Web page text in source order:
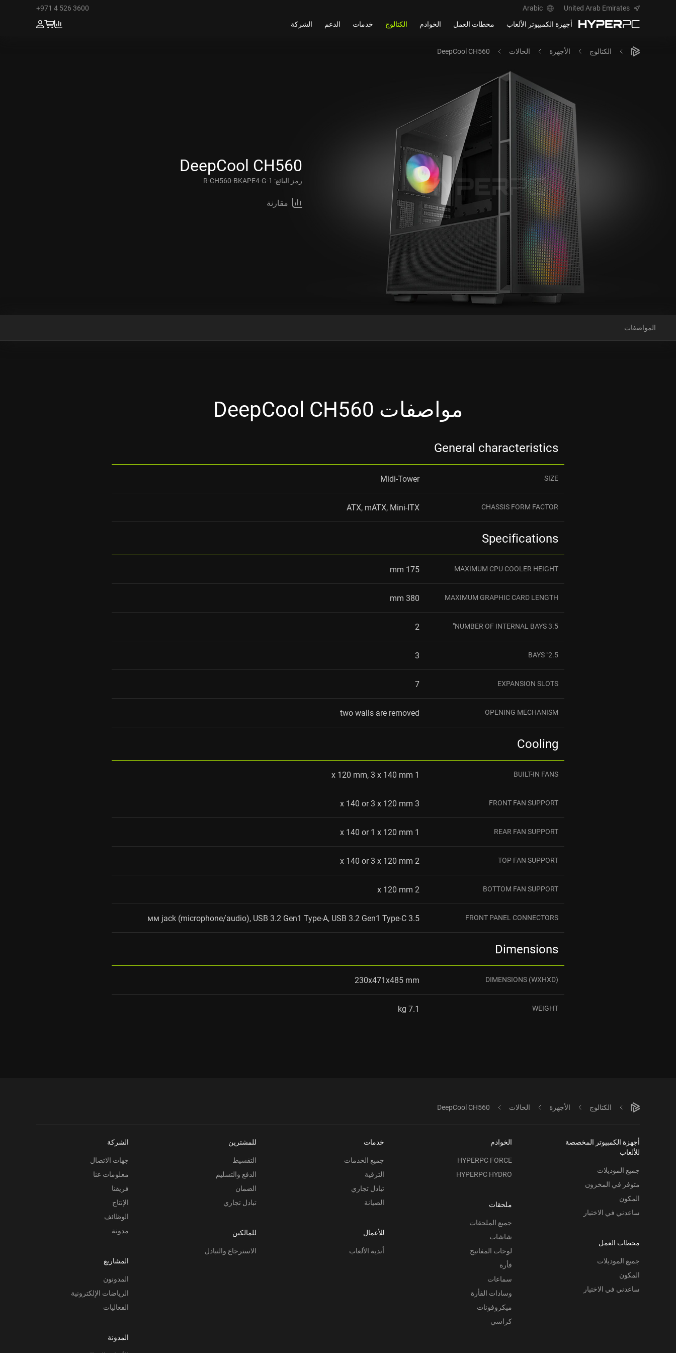
United Arab Emirates
Arabic
+971 4 526 3600
أجهزة الكمبيوتر الألعاب
محطات العمل الخوادم الكتالوج خدمات الدعم الشركة
الكتالوج الأجهزة الحالات DeepCool CH560
DeepCool CH560
رمز البائع: R-CH560-BKAPE4-G-1
مقارنة
المواصفات
مواصفات DeepCool CH560
General characteristics
SIZE
Midi-Tower
CHASSIS FORM FACTOR
ATX, mATX, Mini-ITX
Specifications
MAXIMUM CPU COOLER HEIGHT
175 mm
MAXIMUM GRAPHIC CARD LENGTH
380 mm
NUMBER OF INTERNAL BAYS 3.5"
2
2.5" BAYS
3
EXPANSION SLOTS
7
OPENING MECHANISM
two walls are removed
Cooling
BUILT-IN FANS
1 x 120 mm, 3 x 140 mm
FRONT FAN SUPPORT
3 x 140 or 3 x 120 mm
REAR FAN SUPPORT
1 x 140 or 1 x 120 mm
TOP FAN SUPPORT
2 x 140 or 3 x 120 mm
BOTTOM FAN SUPPORT
2 x 120 mm
FRONT PANEL CONNECTORS
3.5 мм jack (microphone/audio), USB 3.2 Gen1 Type-A, USB 3.2 Gen1 Type-C
Dimensions
DIMENSIONS (WXHXD)
230x471x485 mm
WEIGHT
7.1 kg
الكتالوج الأجهزة الحالات DeepCool CH560
أجهزة الكمبيوتر المخصصة
للألعاب
جميع الموديلات
متوفر في المخزون
المكون
ساعدني في الاختيار
محطات العمل
جميع الموديلات
المكون
ساعدني في الاختيار
الخوادم
HYPERPC FORCE
HYPERPC HYDRO
ملحقات
جميع الملحقات
شاشات
لوحات المفاتيح
فأرة
سماعات
وسادات الفأرة
ميكروفونات
كراسي
خدمات
جميع الخدمات
الترقية
تبادل تجاري
الصيانة
للأعمال
أندية الألعاب
للمشترين
التقسيط
الدفع والتسليم
الضمان
تبادل تجاري
للمالكين
الاسترجاع والتبادل
الشركة
جهات الاتصال
معلومات عنا
فريقنا
الإنتاج
الوظائف
مدونة
المشاريع
المدونون
الرياضات الإلكترونية
الفعاليات
المدونة